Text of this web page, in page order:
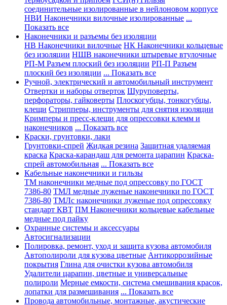
соединительные изолированные в нейлоновом корпусе
НВИ Наконечники вилочные изолированные ...
Показать все
Наконечники и разъемы без изоляции
НВ Наконечники вилочные НК Наконечники кольцевые
без изоляции НШВ наконечники штыревые втулочные
РП-М Разъем плоский без изоляции РП-П Разъем
плоский без изоляции ... Показать все
Ручной, электрический и автомобильный инструмент
Отвертки и наборы отверток Шуруповерты,
перфораторы, гайковерты Плоскогубцы, тонкогубцы,
клещи Стрипперы, инструменты для снятия изоляции
Кримперы и пресс-клещи для опрессовки клемм и
наконечников ... Показать все
Краски, грунтовки, лаки
Грунтовки-спрей Жидкая резина Защитная удаляемая
краска Краска-карандаш для ремонта царапин Краска-
спрей автомобильная ... Показать все
Кабельные наконечники и гильзы
ТМ наконечники медные под опрессовку по ГОСТ
7386-80 ТМЛ медные луженые наконечники по ГОСТ
7386-80 ТМЛс наконечники луженые под опрессовку
стандарт КВТ ПМ Наконечники кольцевые кабельные
медные под пайку
Охранные системы и аксессуары
Автосигнализации
Полировка, ремонт, уход и защита кузова автомобиля
Автополироли для кузова цветные Антикоррозийные
покрытия Глина для очистки кузова автомобиля
Удалители царапин, цветные и универсальные
полироли Мерные емкости, система смешивания красок,
лопатки для размешивания ... Показать все
Провода автомобильные, монтажные, акустические